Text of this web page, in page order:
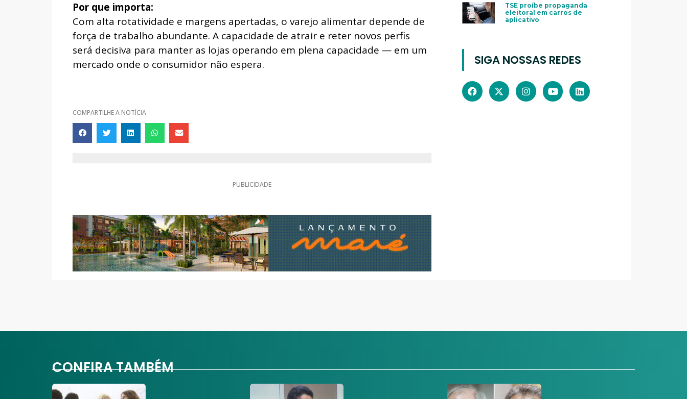
Por que importa:
Com alta rotatividade e margens apertadas, o varejo alimentar depende de
força de trabalho abundante. A capacidade de atrair e reter novos perfis
será decisiva para manter as lojas operando em plena capacidade — em um
mercado onde o consumidor não espera.
COMPARTILHE A NOTÍCIA
PUBLICIDADE
TSE proíbe propaganda
eleitoral em carros de
aplicativo
SIGA NOSSAS REDES
CONFIRA TAMBÉM